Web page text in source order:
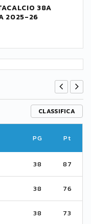
38A
2025-26
CLASSIFICA
PG Pt
38 87
38 76
38 73